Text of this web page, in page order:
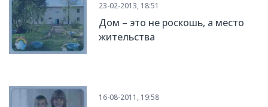
23-02-2013, 18:51
Дом – это не роскошь, а место
жительства
16-08-2011, 19:58